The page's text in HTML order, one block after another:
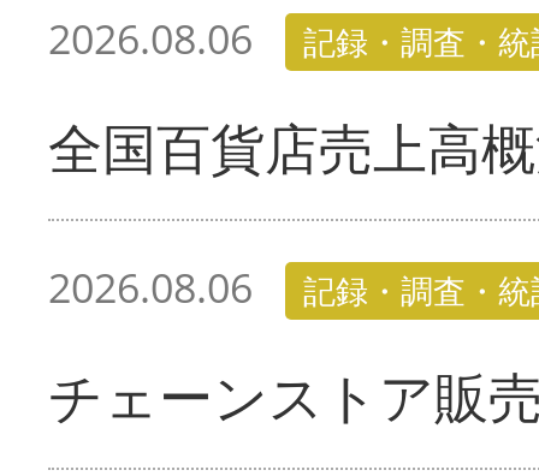
2026.08.06 記録・調査・
全国百貨店売上高
2026.08.06 記録・調査・
チェーンストア販